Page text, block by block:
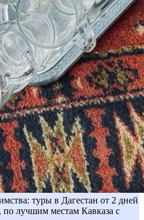
туры в Дагестан от 2 дней
лучшим местам Кавказа с